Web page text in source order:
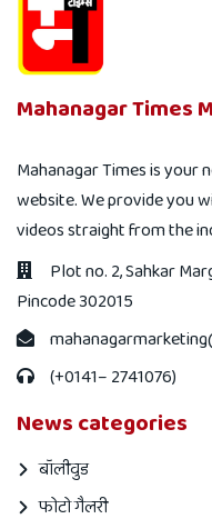
Mahanagar Times
Mahanagar Times is your
website. We provide you
videos straight from the
Plot no. 2, Sahkar
Pincode 302015
(+0141– 2741076)
News categories
बॉलीवुड
फोटो गैलरी